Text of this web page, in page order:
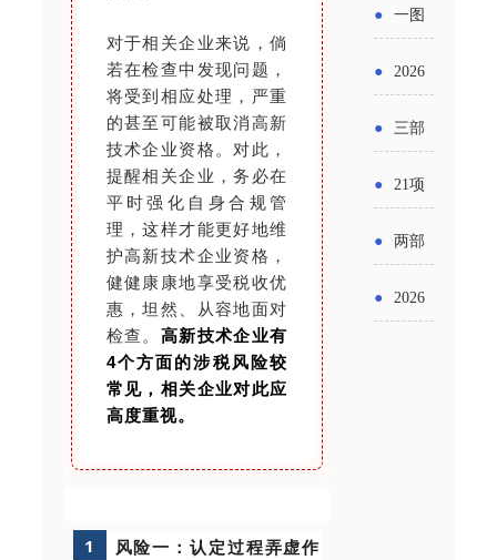
对于相关企业来说，倘
若在检查中发现问题，
将受到相应处理，严重
的甚至可能被取消高新
技术企业资格。对此，
提醒相关企业，务必在
平时强化自身合规管
理，这样才能更好地维
护高新技术企业资格，
健健康康地享受税收优
惠，坦然、从容地面对
检查。 高新技术企业有
4个方面的涉税风险较
常见，相关企业对此应
高度重视。
1
风险一：认定过程弄虚作
解）
特新中
财政奖
最高可
获1.5%
政贴息
举措激
发各类
经营主
求做好
帮扶小
额信贷
● 一图
法及其
实施条
例新变
● 2026
金投向
领域及
申报要
● 三部
五”期间
支持科
● 21项
务培育
● 两部
● 2026